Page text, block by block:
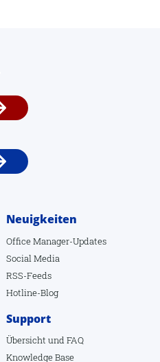
Neuigkeiten
Office Manager-Updates
Social Media
RSS-Feeds
Hotline-Blog
Support
Übersicht und FAQ
Knowledge Base